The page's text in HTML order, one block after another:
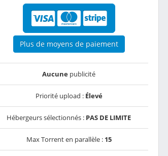
Plus de moyens de paiement
Aucune publicité
Priorité upload : Élevé
Hébergeurs sélectionnés : PAS DE LIMITE
Max Torrent en parallèle : 15